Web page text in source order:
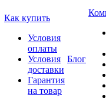
Как купить
Условия
оплаты
Условия
доставки
Гарантия
на товар
Блог